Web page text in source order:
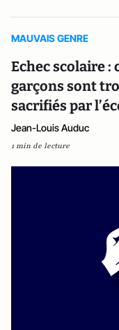
MAUVAIS GENRE
Echec scolaire :
garçons sont
sacrifiés par
Jean-Louis Auduc
1 min de lecture